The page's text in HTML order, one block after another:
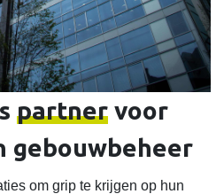
partner voor
gebouwbeheer
om grip te krijgen op hun